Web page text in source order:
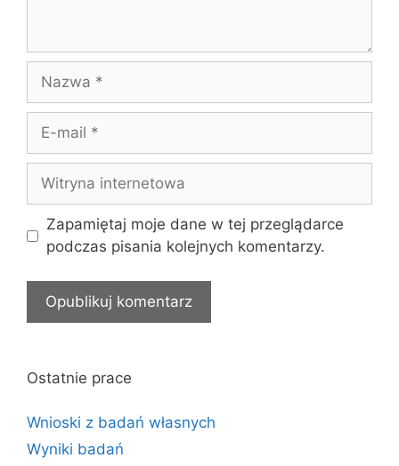
Nazwa
Witryna
internetowa
Zapamiętaj moje dane w tej przeglądarce
podczas pisania kolejnych komentarzy.
Ostatnie prace
Wnioski z badań własnych
Wyniki badań